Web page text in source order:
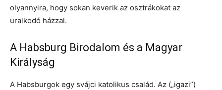
olyannyira, hogy sokan keverik az osztrákokat az
uralkodó házzal.
A Habsburg Birodalom és a Magyar
Királyság
A Habsburgok egy svájci katolikus család. Az („igazi”)